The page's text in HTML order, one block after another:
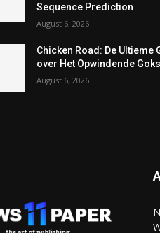
Sequence Prediction
August 6, 2026
Chicken Road: De Ultieme
over Het Opwindende
August 6, 2026